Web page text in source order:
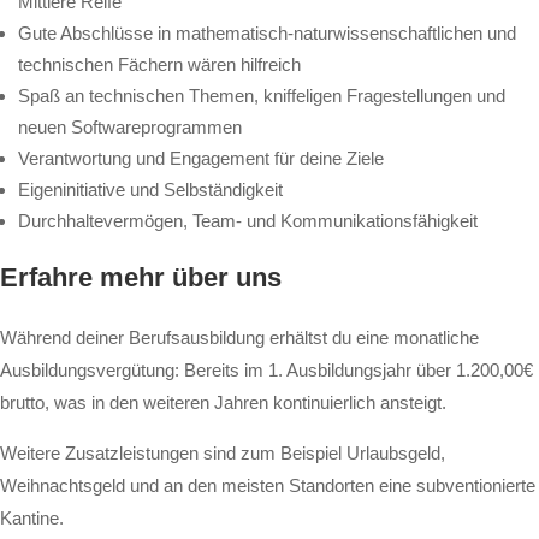
Gute Abschlüsse in mathematisch-naturwissenschaftlichen und
technischen Fächern wären hilfreich
Spaß an technischen Themen, kniffeligen Fragestellungen und
neuen Softwareprogrammen
Verantwortung und Engagement für deine Ziele
Eigeninitiative und Selbständigkeit
Durchhaltevermögen, Team- und Kommunikationsfähigkeit
Erfahre mehr über uns
Während deiner Berufsausbildung erhältst du eine monatliche
Ausbildungsvergütung: Bereits im 1. Ausbildungsjahr über 1.200,00€
brutto, was in den weiteren Jahren kontinuierlich ansteigt.
Weitere Zusatzleistungen sind zum Beispiel Urlaubsgeld,
Weihnachtsgeld und an den meisten Standorten eine subventionierte
Kantine.